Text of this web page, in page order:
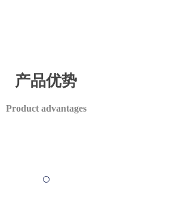
产品优势
Product advantages